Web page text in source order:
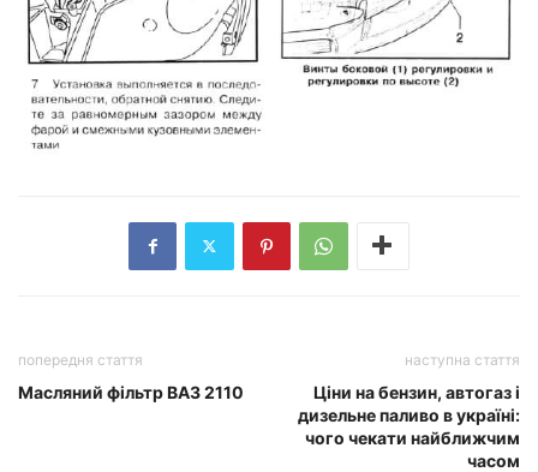
попередня стаття
Масляний фільтр ВАЗ 2110
наступна стаття
Ціни на бензин, автогаз і
дизельне паливо в україні:
чого чекати найближчим
часом